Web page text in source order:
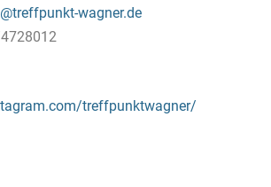
wagner.de
treffpunktwagner/